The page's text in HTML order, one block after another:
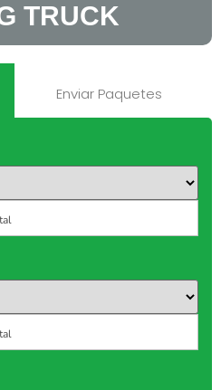
TRUCK
Enviar Paquetes